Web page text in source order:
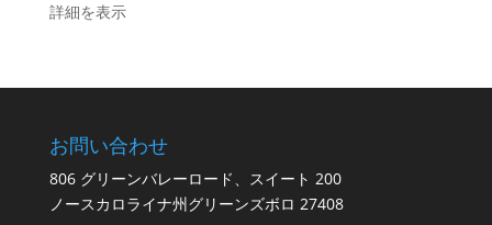
詳細を表示
お問い合わせ
806 グリーンバレーロード、スイート 200
ノースカロライナ州グリーンズボロ 27408